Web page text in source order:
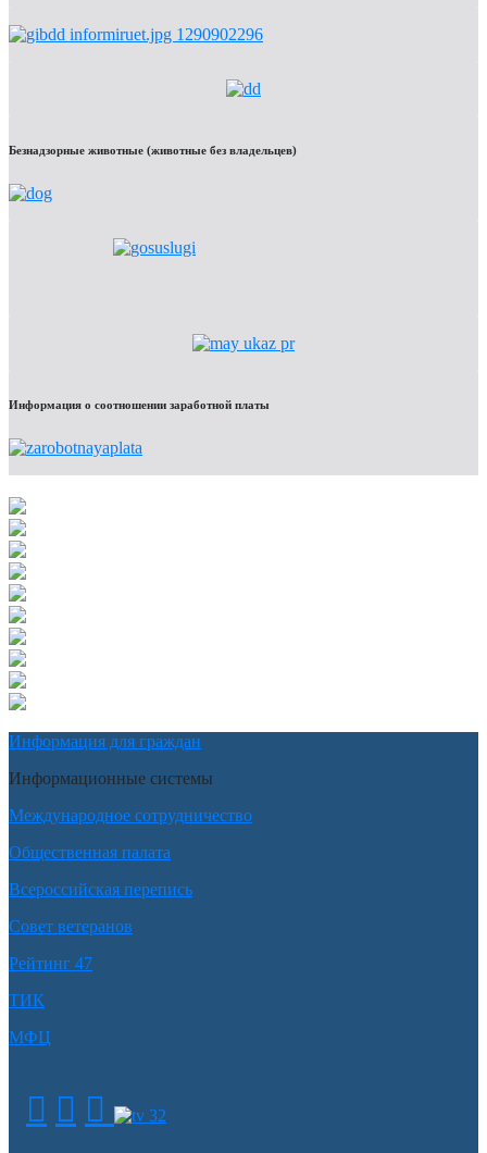
Безнадзорные животные (животные без владельцев)
Информация о соотношении заработной платы
Информация для граждан
Информационные системы
Международное сотрудничество
Общественная палата
Всероссийская перепись
Совет ветеранов
Рейтинг 47
ТИК
МФЦ